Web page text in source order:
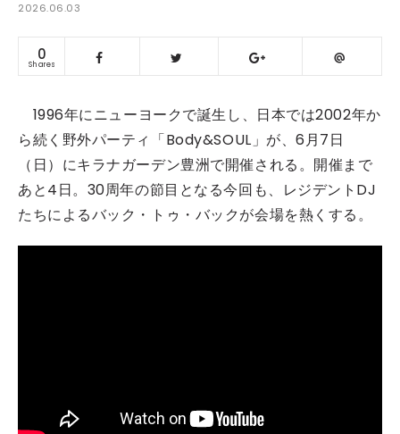
2026.06.03
0
Shares
1996年にニューヨークで誕生し、日本では2002年か
ら続く野外パーティ「Body&SOUL」が、6月7日
（日）にキラナガーデン豊洲で開催される。開催まで
あと4日。30周年の節目となる今回も、レジデントDJ
たちによるバック・トゥ・バックが会場を熱くする。